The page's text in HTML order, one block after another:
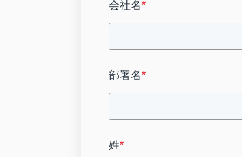
会社名*
部署名*
姓*